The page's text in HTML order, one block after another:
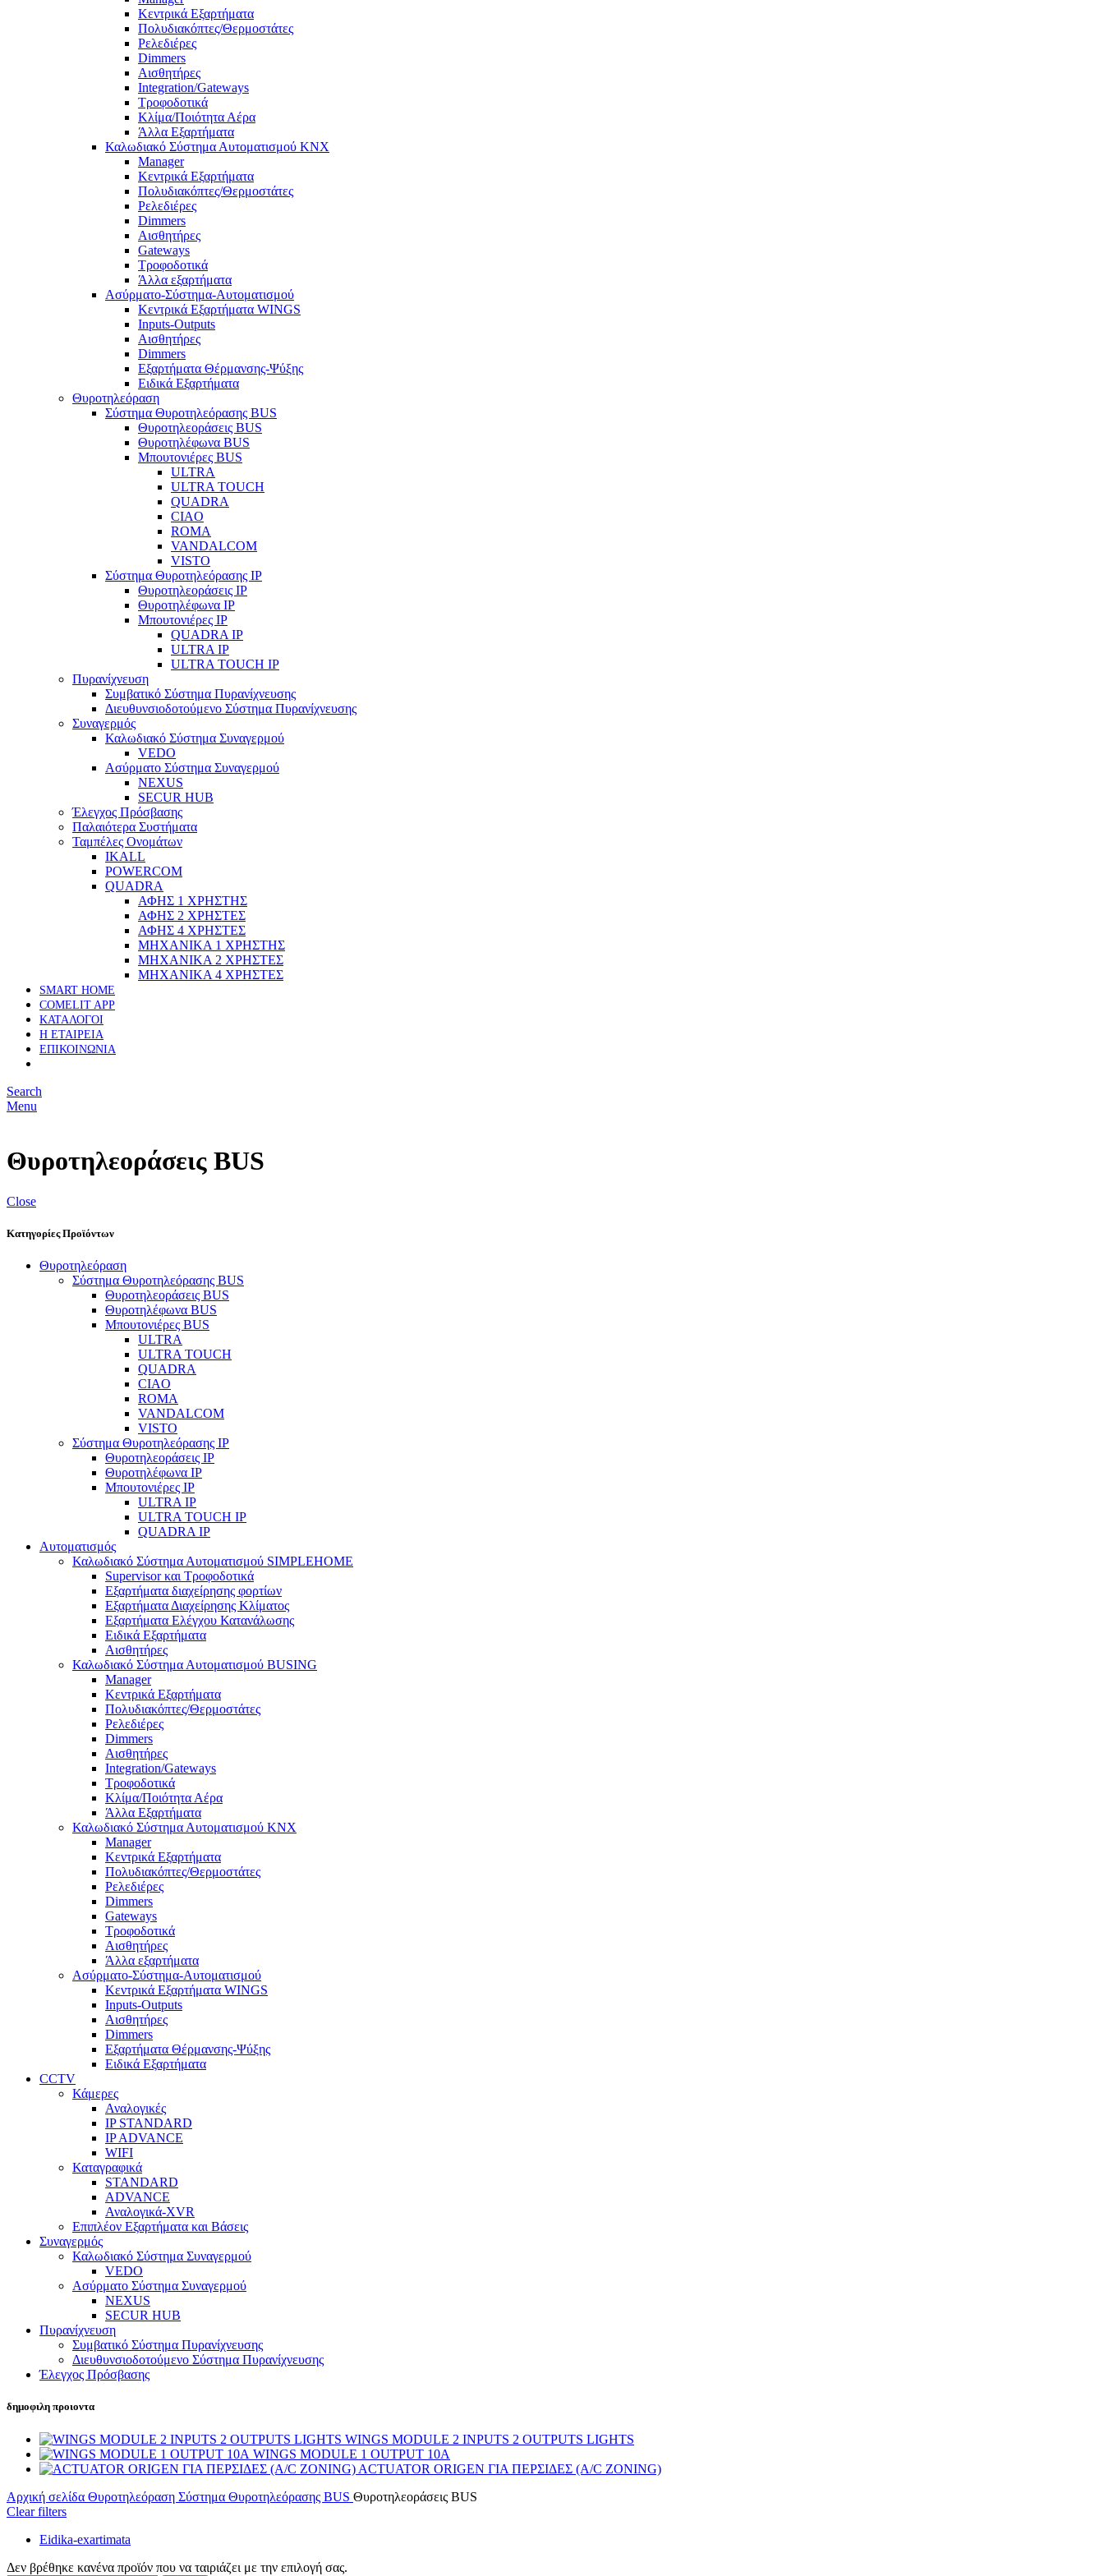
Κεντρικά Εξαρτήματα
Πολυδιακόπτες/Θερμοστάτες
Ρελεδιέρες
Dimmers
Αισθητήρες
Integration/Gateways
Τροφοδοτικά
Κλίμα/Ποιότητα Αέρα
Άλλα Εξαρτήματα
Καλωδιακό Σύστημα Αυτοματισμού KNX
Manager
Κεντρικά Εξαρτήματα
Πολυδιακόπτες/Θερμοστάτες
Ρελεδιέρες
Dimmers
Αισθητήρες
Gateways
Τροφοδοτικά
Άλλα εξαρτήματα
Ασύρματο-Σύστημα-Αυτοματισμού
Κεντρικά Εξαρτήματα WINGS
Inputs-Outputs
Αισθητήρες
Dimmers
Εξαρτήματα Θέρμανσης-Ψύξης
Ειδικά Εξαρτήματα
Θυροτηλεόραση
Σύστημα Θυροτηλεόρασης BUS
Θυροτηλεοράσεις BUS
Θυροτηλέφωνα BUS
Μπουτονιέρες BUS
ULTRA
ULTRA TOUCH
QUADRA
CIAO
ROMA
VANDALCOM
VISTO
Σύστημα Θυροτηλεόρασης IP
Θυροτηλεοράσεις IP
Θυροτηλέφωνα IP
Μπουτονιέρες IP
QUADRA IP
ULTRA IP
ULTRA TOUCH IP
Πυρανίχνευση
Συμβατικό Σύστημα Πυρανίχνευσης
Διευθυνσιοδοτούμενο Σύστημα Πυρανίχνευσης
Συναγερμός
Καλωδιακό Σύστημα Συναγερμού
VEDO
Ασύρματο Σύστημα Συναγερμού
NEXUS
SECUR HUB
Έλεγχος Πρόσβασης
Παλαιότερα Συστήματα
Ταμπέλες Ονομάτων
IKALL
POWERCOM
QUADRA
ΑΦΗΣ 1 ΧΡΗΣΤΗΣ
ΑΦΗΣ 2 ΧΡΗΣΤΕΣ
ΑΦΗΣ 4 ΧΡΗΣΤΕΣ
ΜΗΧΑΝΙΚΑ 1 ΧΡΗΣΤΗΣ
ΜΗΧΑΝΙΚΑ 2 ΧΡΗΣΤΕΣ
ΜΗΧΑΝΙΚΑ 4 ΧΡΗΣΤΕΣ
SMART HOME
COMELIT APP
ΚΑΤΑΛΟΓΟΙ
Η ΕΤΑΙΡΕΙΑ
ΕΠΙΚΟΙΝΩΝΙΑ
Search
Menu
Θυροτηλεοράσεις BUS
Close
Κατηγορίες Προϊόντων
Θυροτηλεόραση
Σύστημα Θυροτηλεόρασης BUS
Θυροτηλεοράσεις BUS
Θυροτηλέφωνα BUS
Μπουτονιέρες BUS
ULTRA
ULTRA TOUCH
QUADRA
CIAO
ROMA
VANDALCOM
VISTO
Σύστημα Θυροτηλεόρασης IP
Θυροτηλεοράσεις IP
Θυροτηλέφωνα IP
Μπουτονιέρες IP
ULTRA IP
ULTRA TOUCH IP
QUADRA IP
Αυτοματισμός
Καλωδιακό Σύστημα Αυτοματισμού SIMPLEHOME
Supervisor και Τροφοδοτικά
Εξαρτήματα διαχείρησης φορτίων
Εξαρτήματα Διαχείρησης Κλίματος
Εξαρτήματα Ελέγχου Κατανάλωσης
Ειδικά Εξαρτήματα
Αισθητήρες
Καλωδιακό Σύστημα Αυτοματισμού BUSING
Manager
Κεντρικά Εξαρτήματα
Πολυδιακόπτες/Θερμοστάτες
Ρελεδιέρες
Dimmers
Αισθητήρες
Integration/Gateways
Τροφοδοτικά
Κλίμα/Ποιότητα Αέρα
Άλλα Εξαρτήματα
Καλωδιακό Σύστημα Αυτοματισμού KNX
Manager
Κεντρικά Εξαρτήματα
Πολυδιακόπτες/Θερμοστάτες
Ρελεδιέρες
Dimmers
Gateways
Τροφοδοτικά
Αισθητήρες
Άλλα εξαρτήματα
Ασύρματο-Σύστημα-Αυτοματισμού
Κεντρικά Εξαρτήματα WINGS
Inputs-Outputs
Αισθητήρες
Dimmers
Εξαρτήματα Θέρμανσης-Ψύξης
Ειδικά Εξαρτήματα
CCTV
Κάμερες
Αναλογικές
IP STANDARD
IP ADVANCE
WIFI
Καταγραφικά
STANDARD
ADVANCE
Αναλογικά-XVR
Επιπλέον Εξαρτήματα και Βάσεις
Συναγερμός
Καλωδιακό Σύστημα Συναγερμού
VEDO
Ασύρματο Σύστημα Συναγερμού
NEXUS
SECUR HUB
Πυρανίχνευση
Συμβατικό Σύστημα Πυρανίχνευσης
Διευθυνσιοδοτούμενο Σύστημα Πυρανίχνευσης
Έλεγχος Πρόσβασης
δημοφιλη προιοντα
WINGS MODULE 2 INPUTS 2 OUTPUTS LIGHTS
WINGS MODULE 1 OUTPUT 10A
ACTUATOR ORIGEN ΓΙΑ ΠΕΡΣΙΔΕΣ (A/C ZONING)
Αρχική σελίδα Θυροτηλεόραση Σύστημα Θυροτηλεόρασης BUS Θυροτηλεοράσεις BUS
Clear filters
Eidika-exartimata
Δεν βρέθηκε κανένα προϊόν που να ταιριάζει με την επιλογή σας.